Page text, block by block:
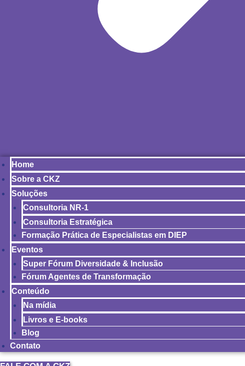
Home
Sobre a CKZ
Soluções
Consultoria NR-1
Consultoria Estratégica
Formação Prática de Especialistas em DIEP
Eventos
Super Fórum Diversidade & Inclusão
Fórum Agentes de Transformação
Conteúdo
Na mídia
Livros e E-books
Blog
Contato